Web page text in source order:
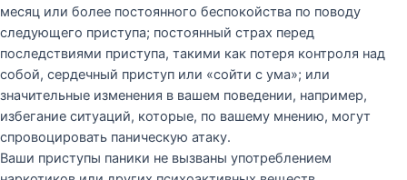
месяц или более постоянного беспокойства по поводу
следующего приступа; постоянный страх перед
последствиями приступа, такими как потеря контроля над
собой, сердечный приступ или «сойти с ума»; или
значительные изменения в вашем поведении, например,
избегание ситуаций, которые, по вашему мнению, могут
спровоцировать паническую атаку.
Ваши приступы паники не вызваны употреблением